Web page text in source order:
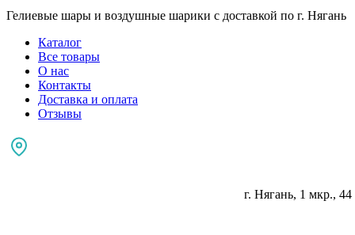
Гелиевые шары и воздушные шарики с доставкой по г. Нягань
Каталог
Все товары
О нас
Контакты
Доставка и оплата
Отзывы
г. Нягань, 1 мкр., 44